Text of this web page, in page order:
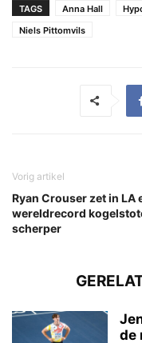
TAGS Anna Hall
Niels Pittomvils
Vorig artikel
Ryan Crouser zet in LA
wereldrecord
scherper
de